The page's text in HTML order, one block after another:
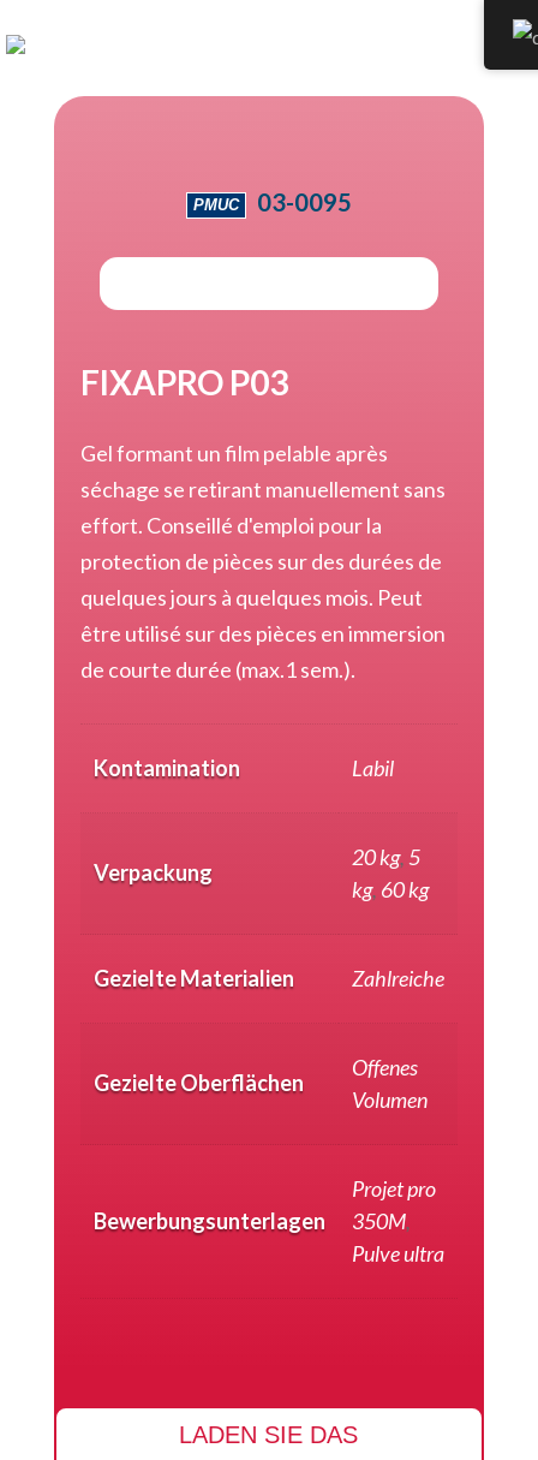
PMUC 03-0095
FIXAPRO P03
Gel formant un film pelable après
séchage se retirant manuellement sans
effort. Conseillé d'emploi pour la
protection de pièces sur des durées de
quelques jours à quelques mois. Peut
être utilisé sur des pièces en immersion
de courte durée (max.1 sem.).
Kontamination Labil
Verpackung
20 kg,5
kg, 60 kg
Gezielte Materialien Zahlreiche
Gezielte Oberflächen
Offenes
Volumen
Bewerbungsunterlagen
Projet pro
350M,
Pulve ultra
LADEN SIE DAS